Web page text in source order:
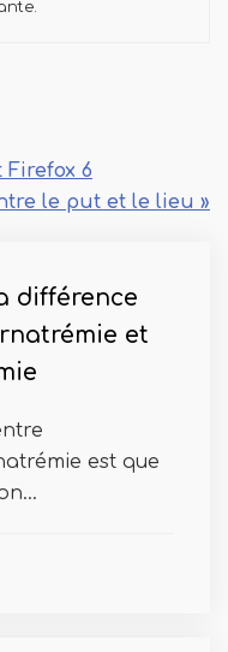
Firefox 6
le put et le lieu »
différence
et
est que